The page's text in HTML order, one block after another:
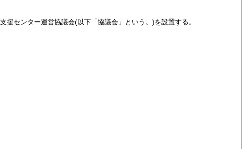
援センター運営協議会(以下「協議会」という。)を設置する。